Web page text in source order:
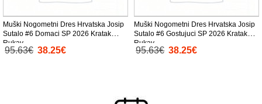
Muški Nogometni Dres Hrvatska Josip
Sutalo #6 Domaci SP 2026 Kratak
Rukav
95.63€ 38.25€
Muški Nogometni Dres Hrvatska Josip
Sutalo #6 Gostujuci SP 2026 Kratak
Rukav
95.63€ 38.25€